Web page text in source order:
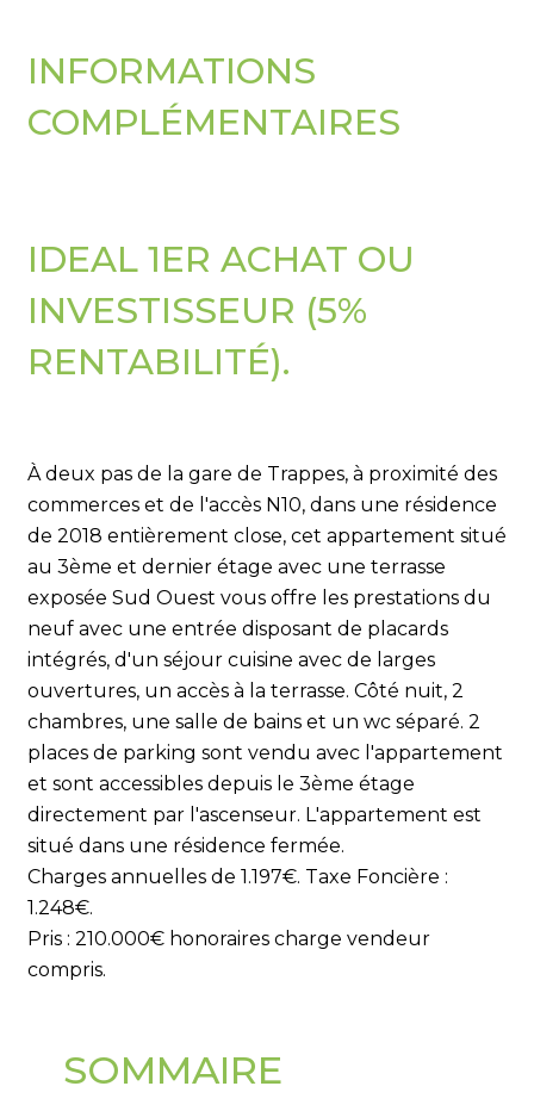
INFORMATIONS
COMPLÉMENTAIRES
IDEAL 1ER ACHAT OU
INVESTISSEUR (5%
RENTABILITÉ).
À deux pas de la gare de Trappes, à proximité des
commerces et de l'accès N10, dans une résidence
de 2018 entièrement close, cet appartement situé
au 3ème et dernier étage avec une terrasse
exposée Sud Ouest vous offre les prestations du
neuf avec une entrée disposant de placards
intégrés, d'un séjour cuisine avec de larges
ouvertures, un accès à la terrasse. Côté nuit, 2
chambres, une salle de bains et un wc séparé. 2
places de parking sont vendu avec l'appartement
et sont accessibles depuis le 3ème étage
directement par l'ascenseur. L'appartement est
situé dans une résidence fermée.
Charges annuelles de 1.197€. Taxe Foncière :
1.248€.
Pris : 210.000€ honoraires charge vendeur
compris.
SOMMAIRE